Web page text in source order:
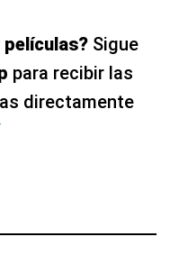
películas? Sigue
para recibir las
directamente